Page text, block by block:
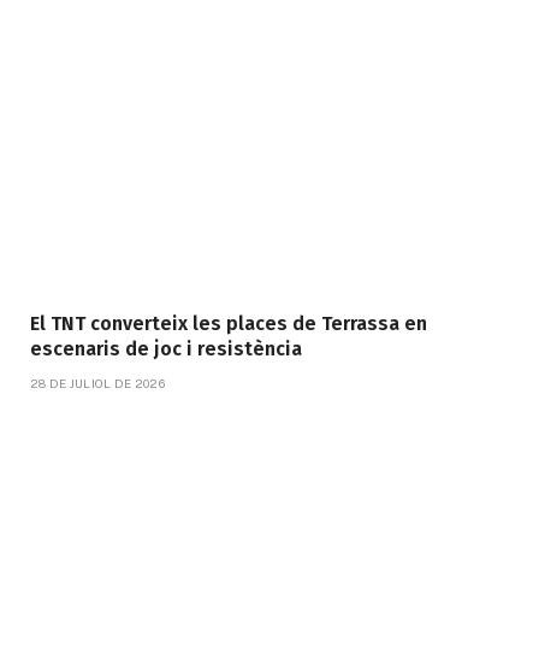
El TNT converteix les places de Terrassa en
escenaris de joc i resistència
28 DE JULIOL DE 2026